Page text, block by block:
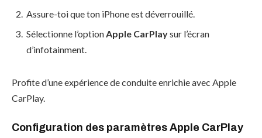
Assure-toi que ton iPhone est déverrouillé.
Sélectionne l’optionApple CarPlaysur l’écran
d’infotainment.
Profite d’une expérience de conduite enrichie avec Apple
CarPlay.
Configuration des paramètres Apple CarPlay